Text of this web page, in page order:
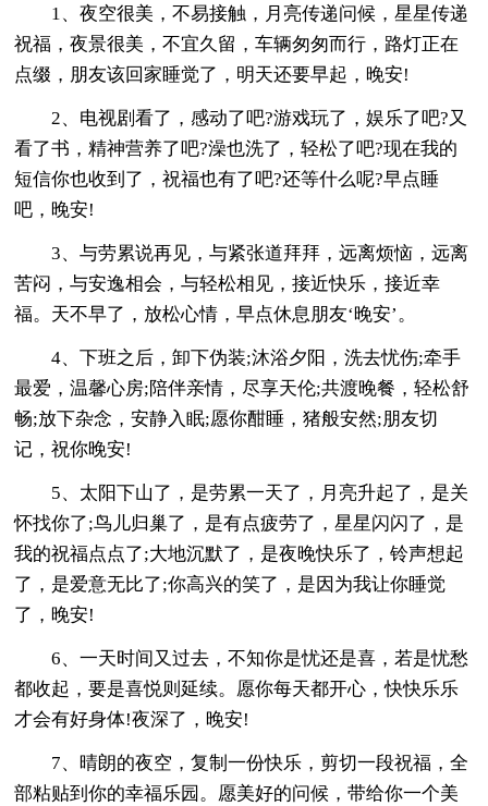
1、夜空很美，不易接触，月亮传递问候，星星传递
祝福，夜景很美，不宜久留，车辆匆匆而行，路灯正在
点缀，朋友该回家睡觉了，明天还要早起，晚安!
2、电视剧看了，感动了吧?游戏玩了，娱乐了吧?又
看了书，精神营养了吧?澡也洗了，轻松了吧?现在我的
短信你也收到了，祝福也有了吧?还等什么呢?早点睡
吧，晚安!
3、与劳累说再见，与紧张道拜拜，远离烦恼，远离
苦闷，与安逸相会，与轻松相见，接近快乐，接近幸
福。天不早了，放松心情，早点休息朋友‘晚安’。
4、下班之后，卸下伪装;沐浴夕阳，洗去忧伤;牵手
最爱，温馨心房;陪伴亲情，尽享天伦;共渡晚餐，轻松舒
畅;放下杂念，安静入眠;愿你酣睡，猪般安然;朋友切
记，祝你晚安!
5、太阳下山了，是劳累一天了，月亮升起了，是关
怀找你了;鸟儿归巢了，是有点疲劳了，星星闪闪了，是
我的祝福点点了;大地沉默了，是夜晚快乐了，铃声想起
了，是爱意无比了;你高兴的笑了，是因为我让你睡觉
了，晚安!
6、一天时间又过去，不知你是忧还是喜，若是忧愁
都收起，要是喜悦则延续。愿你每天都开心，快快乐乐
才会有好身体!夜深了，晚安!
7、晴朗的夜空，复制一份快乐，剪切一段祝福，全
部粘贴到你的幸福乐园。愿美好的问候，带给你一个美